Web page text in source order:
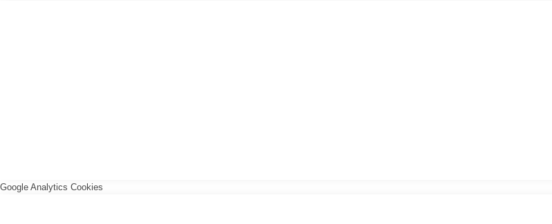
Google Analytics Cookies